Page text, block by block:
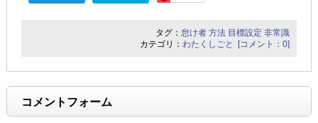
タグ：怠け者 方法 目標設定 非常識
カテゴリ：わたくしごと [コメント：0]
コメントフォーム